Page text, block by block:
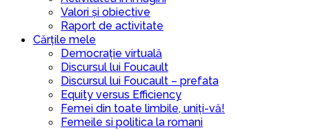
Valori și obiective
Raport de activitate
Cărțile mele
Democrație virtuală
Discursul lui Foucault
Discursul lui Foucault – prefata
Equity versus Efficiency
Femei din toate limbile, uniți-vă!
Femeile si politica la romani